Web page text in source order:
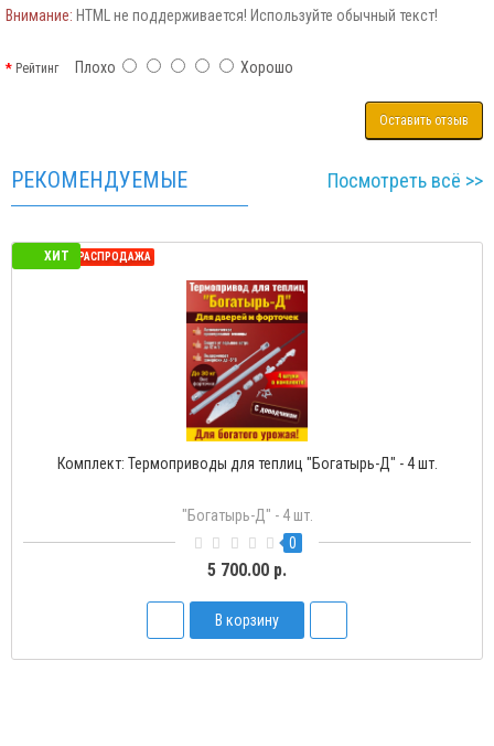
Внимание: HTML не поддерживается! Используйте обычный текст!
РейтингПлохо Хорошо
Оставить отзыв
РЕКОМЕНДУЕМЫЕ Посмотреть всё >>
ХИТ
СЕЗОННАЯ РАСПРОДАЖА
Комплект: Термоприводы для теплиц "Богатырь-Д" - 4 шт.
"Богатырь-Д" - 4 шт.
0
5 700.00 р.
В корзину